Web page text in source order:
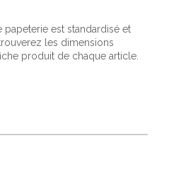
papeterie est standardisé et
les dimensions
produit de chaque article.